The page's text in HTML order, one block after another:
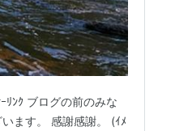
ﾘﾝｸ ブログの前のみな
ます。 感謝感謝。 (ｲﾒ